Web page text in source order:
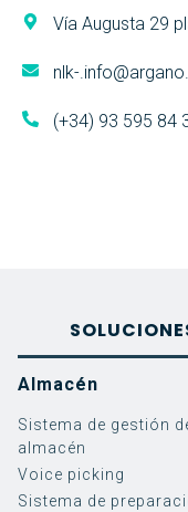
Vía Augusta 29
nlk-
(+34) 93 595 84
Almacén
Sistema de gestión
almacén
Voice picking
Sistema de